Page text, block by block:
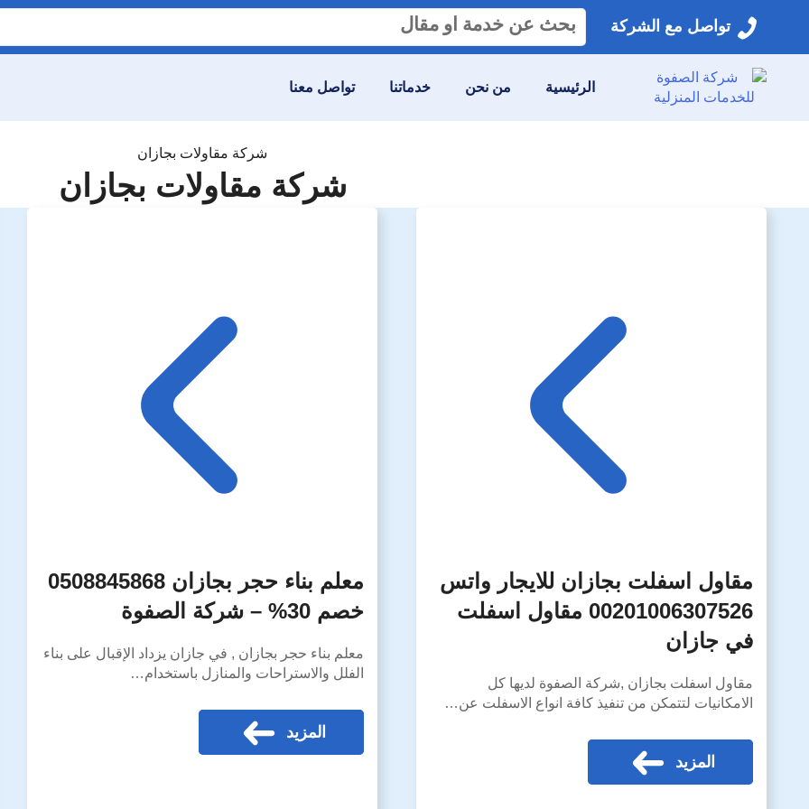
تواصل مع الشركة
البحث
عن:
الرئيسية من نحن خدماتنا تواصل معنا
شركة مقاولات بجازان
شركة مقاولات بجازان
مقاول اسفلت بجازان للايجار واتس
00201006307526 مقاول اسفلت
في جازان
مقاول اسفلت بجازان ,شركة الصفوة لديها كل
الامكانيات لتتمكن من تنفيذ كافة انواع الاسفلت عن…
المزيد
معلم بناء حجر بجازان 0508845868
خصم 30% – شركة الصفوة
معلم بناء حجر بجازان , في جازان يزداد الإقبال على بناء
الفلل والاستراحات والمنازل باستخدام…
المزيد